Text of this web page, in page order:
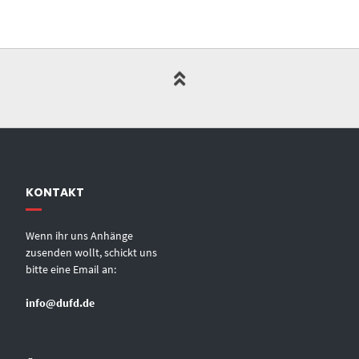
KONTAKT
Wenn ihr uns Anhänge
zusenden wollt, schickt uns
bitte eine Email an:
info@dufd.de